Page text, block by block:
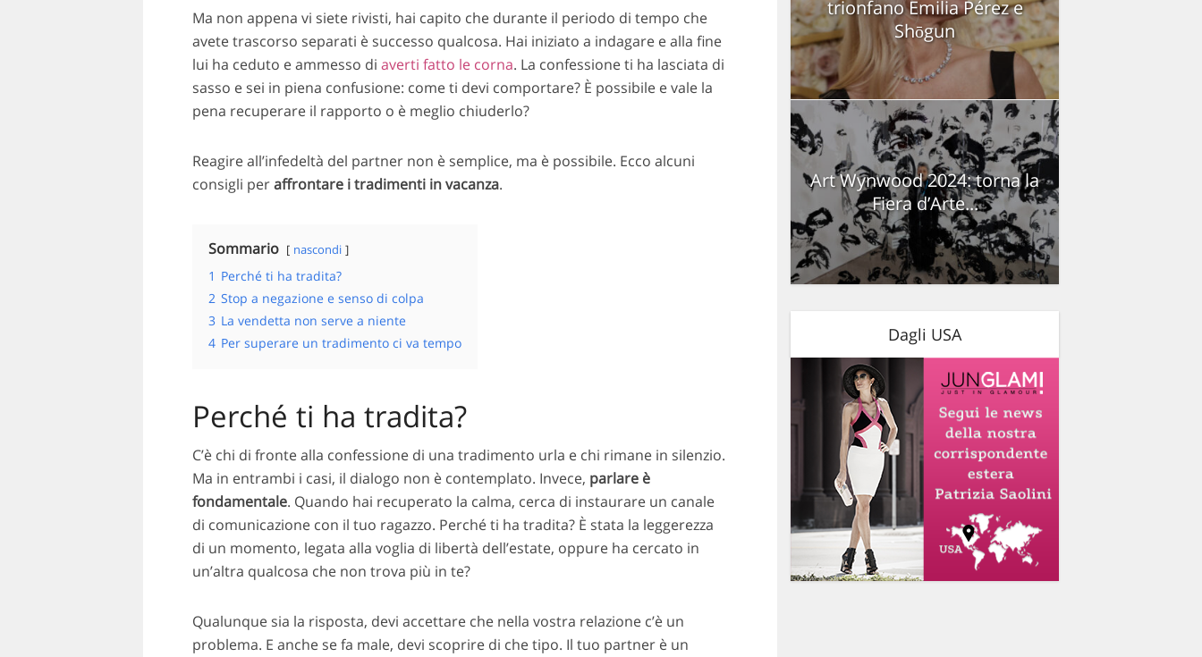
Ma non appena vi siete rivisti, hai capito che durante il periodo di tempo che
avete trascorso separati è successo qualcosa. Hai iniziato a indagare e alla fine
lui ha ceduto e ammesso di averti fatto le corna. La confessione ti ha lasciata di
sasso e sei in piena confusione: come ti devi comportare? È possibile e vale la
pena recuperare il rapporto o è meglio chiuderlo?
Reagire all’infedeltà del partner non è semplice, ma è possibile. Ecco alcuni
consigli peraffrontare i tradimenti in vacanza.
Sommario nascondi
1 Perché ti ha tradita?
2 Stop a negazione e senso di colpa
3 La vendetta non serve a niente
4 Per superare un tradimento ci va tempo
Perché ti ha tradita?
C’è chi di fronte alla confessione di una tradimento urla e chi rimane in silenzio.
Ma in entrambi i casi, il dialogo non è contemplato. Invece, parlare è
fondamentale. Quando hai recuperato la calma, cerca di instaurare un canale
di comunicazione con il tuo ragazzo. Perché ti ha tradita? È stata la leggerezza
di un momento, legata alla voglia di libertà dell’estate, oppure ha cercato in
un’altra qualcosa che non trova più in te?
Qualunque sia la risposta, devi accettare che nella vostra relazione c’è un
problema. E anche se fa male, devi scoprire di che tipo. Il tuo partner è un
trionfano Emilia Pérez e
Shōgun
Art Wynwood 2024: torna la
Fiera d’Arte...
Dagli USA